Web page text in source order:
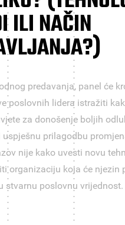
ILI NAČIN
predavanja, panel će
poslovnih lidera istražiti
za donošenje boljih
uspješnu prilagodbu
nije kako uvesti novu
organizaciju koja će njezin
stvarnu poslovnu vrijednost.